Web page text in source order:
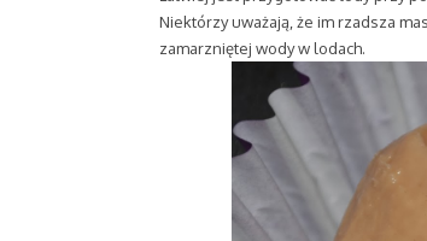
Niektórzy uważają, że im rzadsza
zamarzniętej wody w lodach.